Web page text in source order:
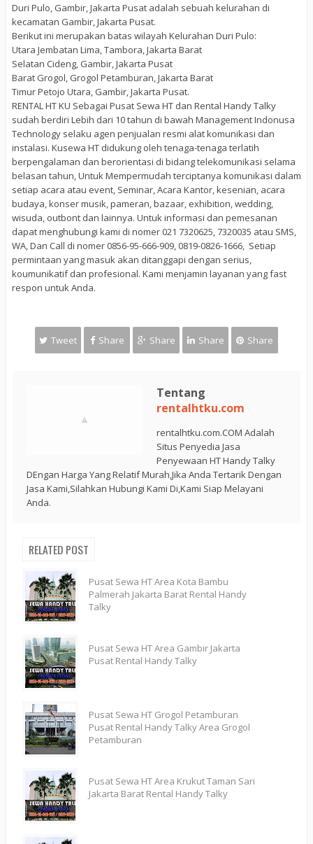
Duri Pulo, Gambir, Jakarta Pusat adalah sebuah kelurahan di
kecamatan Gambir, Jakarta Pusat.
Berikut ini merupakan batas wilayah Kelurahan Duri Pulo:
Utara Jembatan Lima, Tambora, Jakarta Barat
Selatan Cideng, Gambir, Jakarta Pusat
Barat Grogol, Grogol Petamburan, Jakarta Barat
TimurPetojo Utara, Gambir, Jakarta Pusat.
RENTAL HT KU Sebagai Pusat Sewa HT dan Rental Handy Talky
sudah berdiri Lebih dari 10 tahun di bawah Management Indonusa
Technology selaku agen penjualan resmi alat komunikasi dan
instalasi. Kusewa HT didukung oleh tenaga-tenaga terlatih
berpengalaman dan berorientasi di bidang telekomunikasi selama
belasan tahun, Untuk Mempermudah terciptanya komunikasi dalam
setiap acara atau event, Seminar, Acara Kantor, kesenian, acara
budaya, konser musik, pameran, bazaar, exhibition, wedding,
wisuda, outbont dan lainnya. Untuk informasi dan pemesanan
dapat menghubungi kami di nomer 021 7320625, 7320035 atau SMS,
WA, Dan Call di nomer 0856-95-666-909, 0819-0826-1666, Setiap
permintaan yang masuk akan ditanggapi dengan serius,
koumunikatif dan profesional. Kami menjamin layanan yang fast
respon untuk Anda.
Tweet Share Share Share Share
Tentang
rentalhtku.com
rentalhtku.com.COM Adalah
Situs Penyedia Jasa
Penyewaan HT Handy Talky
DEngan Harga Yang Relatif Murah,Jika Anda Tertarik Dengan
Jasa Kami,Silahkan Hubungi Kami Di,Kami Siap Melayani
Anda.
RELATED POST
Pusat Sewa HT Area Kota Bambu
Palmerah Jakarta Barat Rental Handy
Talky
Pusat Sewa HT Area Gambir Jakarta
Pusat Rental Handy Talky
Pusat Sewa HT Grogol Petamburan
Pusat Rental Handy Talky Area Grogol
Petamburan
Pusat Sewa HT Area Krukut Taman Sari
Jakarta Barat Rental Handy Talky